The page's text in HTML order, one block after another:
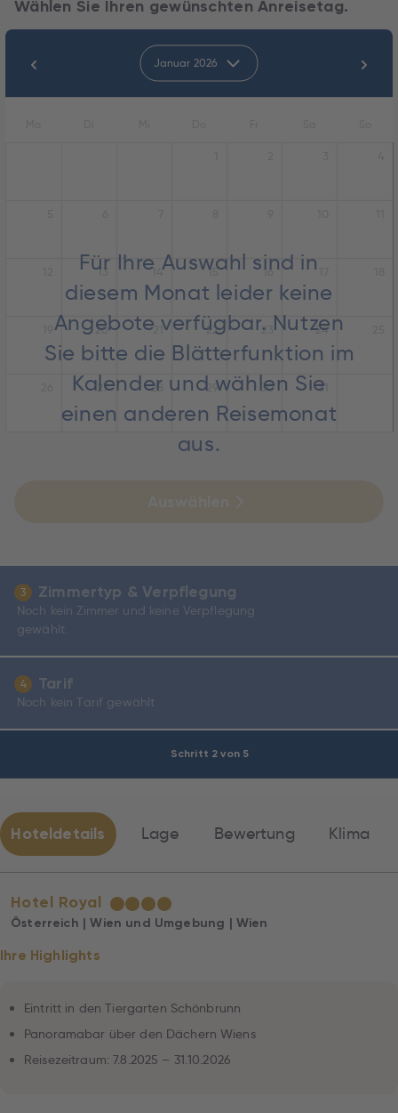
Schritt 2 von 5
Wählen Sie Ihren gewünschten Anreisetag.
Januar 2026
Für Ihre Auswahl sind in
diesem Monat leider keine
Angebote verfügbar. Nutzen
Sie bitte die Blätterfunktion im
Kalender und wählen Sie
einen anderen Reisemonat
aus.
13 14 15 16
20 21 22 23 24
27 28 29 30 31
3 Zimmertyp & Verpflegung
Noch kein Zimmer und keine Verpflegung
gewählt.
4 Tarif
Noch kein Tarif gewählt
Hoteldetails Lage Bewertung Klima
Hotel Royal ★★★★
Österreich | Wien und Umgebung | Wien
Ihre Highlights
Eintritt in den Tiergarten Schönbrunn
Panoramabar über den Dächern Wiens
Reisezeitraum: 7.8.2025 – 31.10.2026